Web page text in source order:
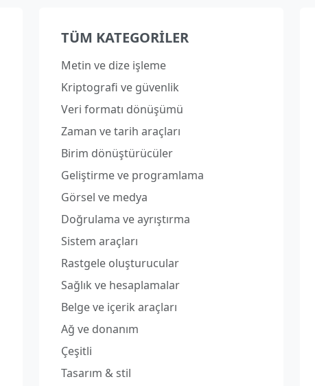
TÜM KATEGORILER
Metin ve dize işleme
Kriptografi ve güvenlik
Veri formatı dönüşümü
Zaman ve tarih araçları
Birim dönüştürücüler
Geliştirme ve programlama
Görsel ve medya
Doğrulama ve ayrıştırma
Sistem araçları
Rastgele oluşturucular
Sağlık ve hesaplamalar
Belge ve içerik araçları
Ağ ve donanım
Çeşitli
Tasarım & stil